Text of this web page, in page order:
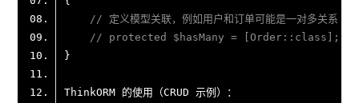
// 定义模型关联，例如用户和订单可能是一对多关系
// protected $hasMany = [Order::class];